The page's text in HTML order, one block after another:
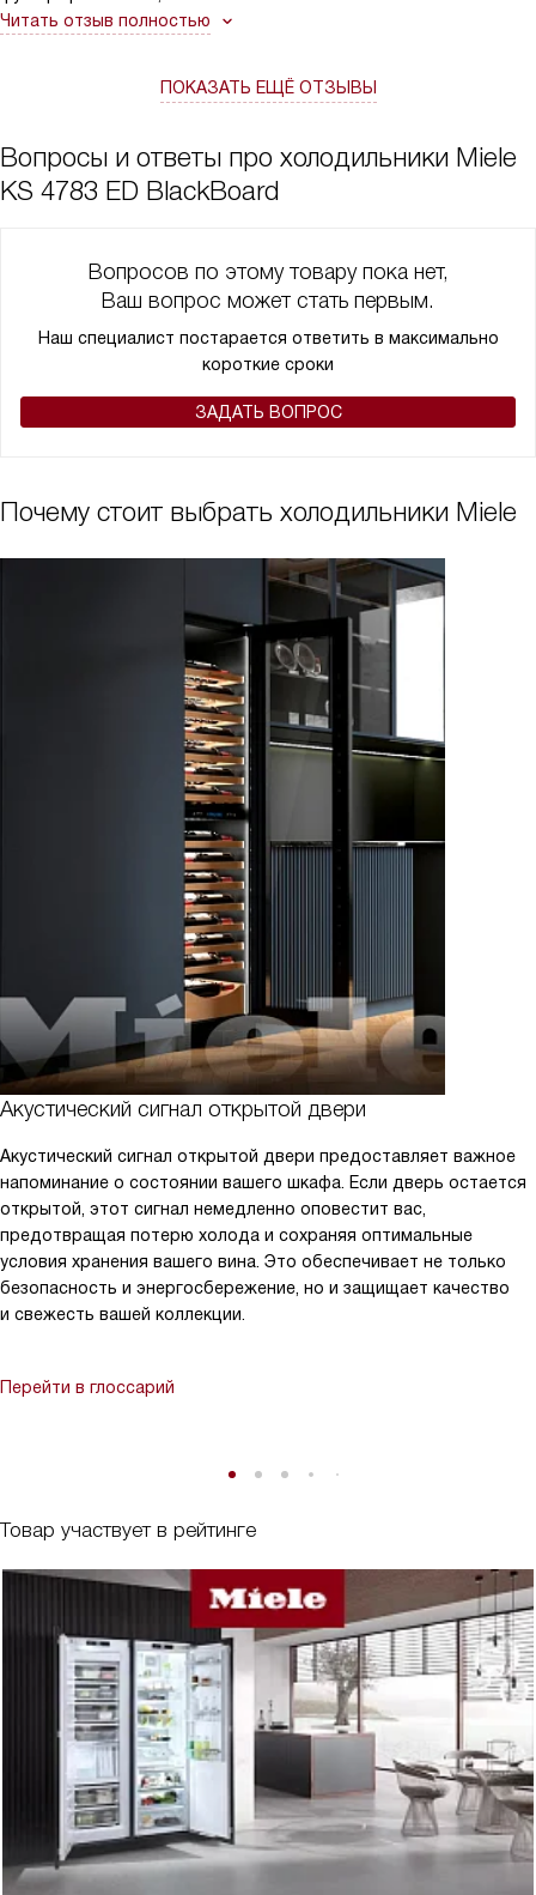
Товар участвует в рейтинге
делает мою кухню более уютной и организованной,
Читать отзыв полностью
ПОКАЗАТЬ ЕЩЁ ОТЗЫВЫ
Вопросы и ответы про холодильники Miele
KS 4783 ED BlackBoard
Вопросов по этому товару пока нет,
Ваш вопрос может стать первым.
Наш специалист постарается ответить в максимально
короткие сроки
ЗАДАТЬ ВОПРОС
Почему стоит выбрать холодильники Miele
Акустический сигнал открытой двери
Акустический сигнал открытой двери предоставляет важное
напоминание о состоянии вашего шкафа. Если дверь остается
открытой, этот сигнал немедленно оповестит вас,
предотвращая потерю холода и сохраняя оптимальные
условия хранения вашего вина. Это обеспечивает не только
безопасность и энергосбережение, но и защищает качество
и свежесть вашей коллекции.
Перейти в глоссарий